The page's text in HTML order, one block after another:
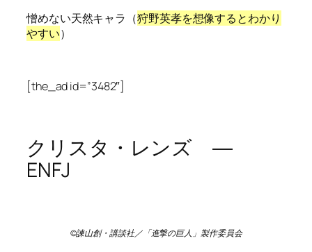
憎めない天然キャラ（狩野英孝を想像するとわかり
やすい）
[the_ad id=”3482″]
クリスタ・レンズ ―
ENFJ
©諫山創・講談社／「進撃の巨人」製作委員会